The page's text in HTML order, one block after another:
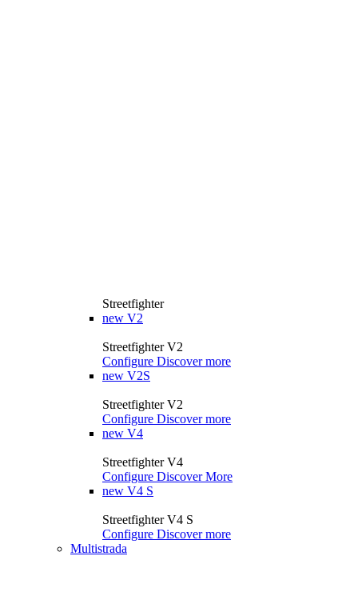
Streetfighter
new V2
Streetfighter V2
Configure Discover more
new V2S
Streetfighter V2
Configure Discover more
new V4
Streetfighter V4
Configure Discover More
new V4 S
Streetfighter V4 S
Configure Discover more
Multistrada